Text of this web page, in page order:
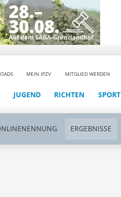
MEIN.IPZV MITGLIED WERDEN
JUGEND RICHTEN SPORT
ERGEBNISSE